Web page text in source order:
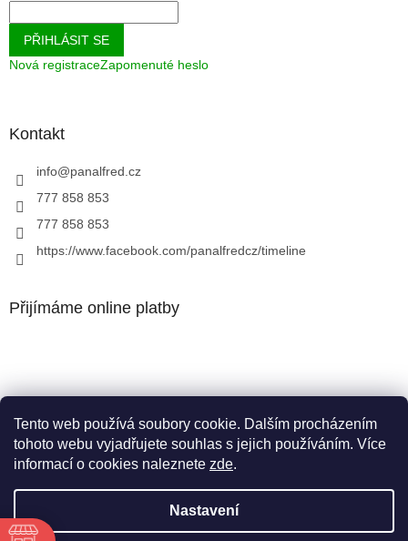
Tento web používá soubory cookie. Dalším procházením
tohoto webu vyjadřujete souhlas s jejich používáním. Více
informací o cookies naleznete zde.
Nastavení
PŘIHLÁSIT SE
Nová registraceZapomenuté heslo
Kontakt
info@panalfred.cz
777 858 853
777 858 853
https://www.facebook.com/panalfredcz/timeline
Přijímáme online platby
Facebook
Vytvořil Shoptet